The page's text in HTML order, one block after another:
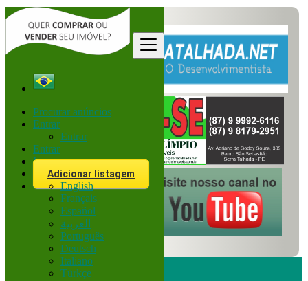
Procurar anúncios
Entrar
Entrar
Entrar
Inscreva-se
Adicionar listagem
English
Français
Español
العربية
Português
Deutsch
Italiano
Türkçe